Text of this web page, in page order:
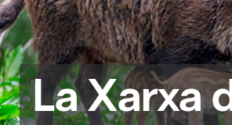
La Xarxa